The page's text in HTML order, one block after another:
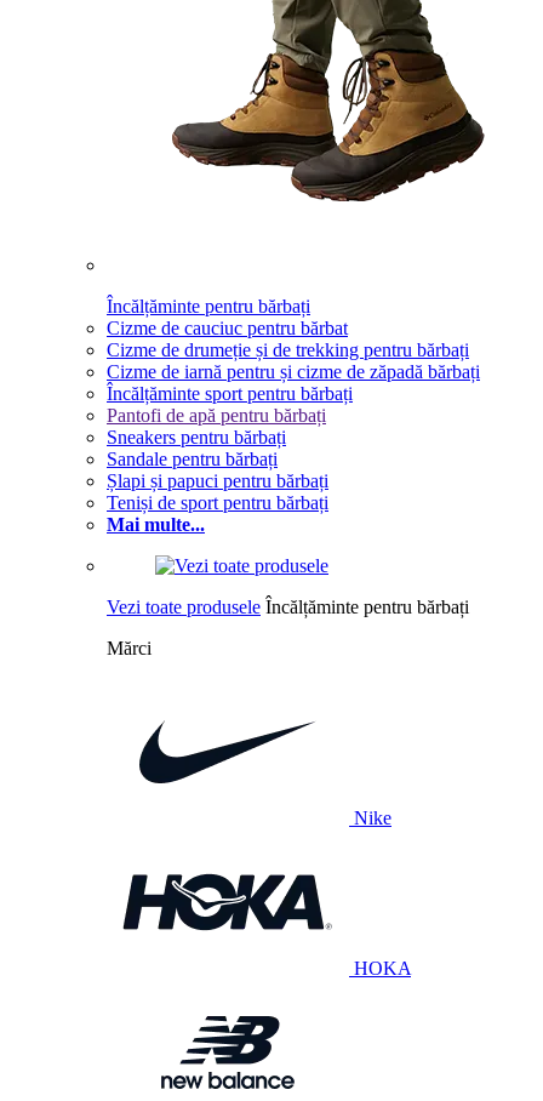
Încălțăminte pentru bărbați
Cizme de cauciuc pentru bărbat
Cizme de drumeție și de trekking pentru bărbați
Cizme de iarnă pentru și cizme de zăpadă bărbați
Încălțăminte sport pentru bărbați
Pantofi de apă pentru bărbați
Sneakers pentru bărbați
Sandale pentru bărbați
Șlapi și papuci pentru bărbați
Teniși de sport pentru bărbați
Mai multe...
Vezi toate produsele Încălțăminte pentru bărbați
Mărci
Nike
HOKA